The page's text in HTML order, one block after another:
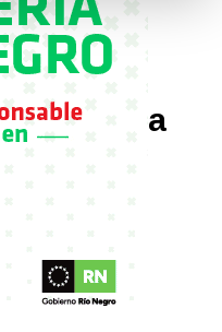
recordó a
Villafañe por el